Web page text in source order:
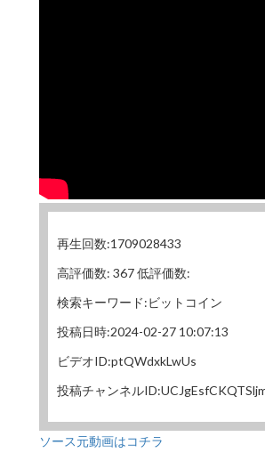
再生回数:1709028433
高評価数: 367 低評価数:
検索キーワード:ビットコイン
投稿日時:2024-02-27 10:07:13
ビデオID:ptQWdxkLwUs
投稿チャンネル
ソース元動画はコチラ